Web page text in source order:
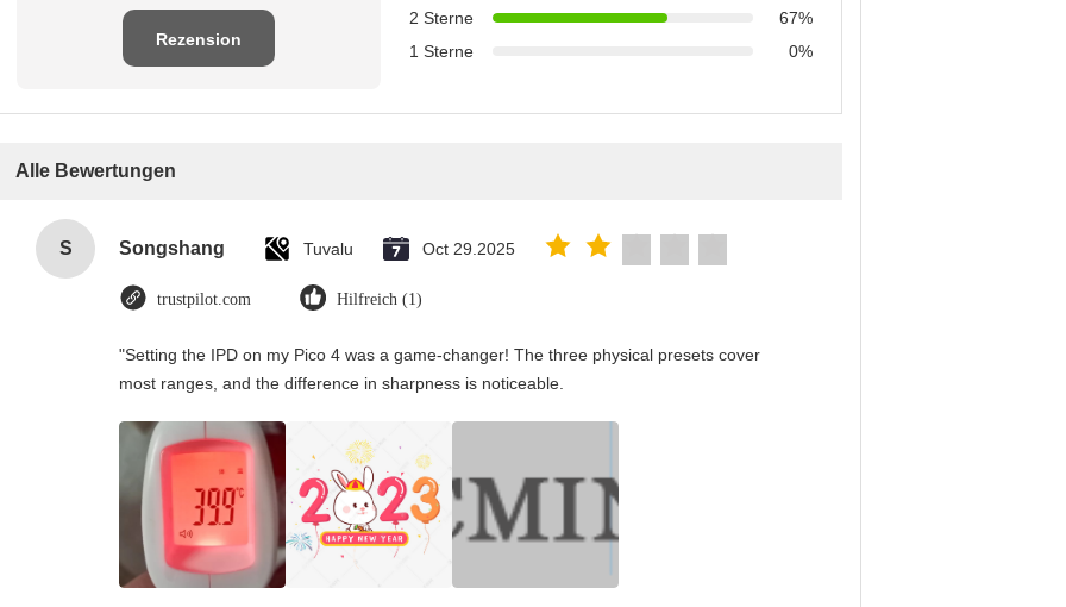
Rezension
2 Sterne
67%
1 Sterne
0%
Alle Bewertungen
S Songshang Tuvalu Oct 29.2025
trustpilot.com Hilfreich (1)
"Setting the IPD on my Pico 4 was a game-changer! The three physical presets cover
most ranges, and the difference in sharpness is noticeable.